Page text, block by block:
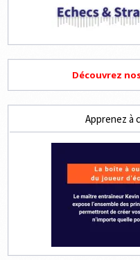
Découvrez
Apprenez à